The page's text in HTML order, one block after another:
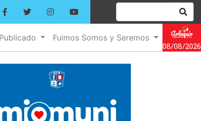
Publicado
Fuimos Somos y Seremos
08/08/2026